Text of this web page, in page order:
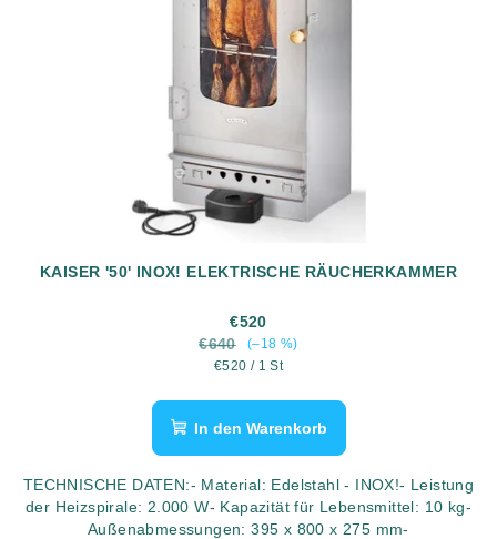
KAISER '50' INOX! ELEKTRISCHE RÄUCHERKAMMER
€520
€640
(–18 %)
Verkaufspreis:
€520 / 1 St
In den Warenkorb
TECHNISCHE DATEN:- Material: Edelstahl - INOX!- Leistung
der Heizspirale: 2.000 W- Kapazität für Lebensmittel: 10 kg-
Außenabmessungen: 395 x 800 x 275 mm-